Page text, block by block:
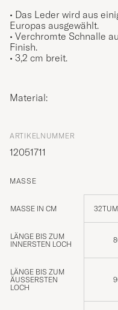
• Das Leder wird aus
Europas ausgewählt.
• Verchromte Schnalle
Finish.
• 3,2 cm breit.
Material:
ARTIKELNUMMER
12051711
MASSE
MASSE IN CM
LÄNGE BIS ZUM
INNERSTEN LOCH
LÄNGE BIS ZUM
ÄUSSERSTEN L
OCH